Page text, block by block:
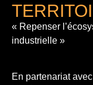
« Repenser
industrielle »
En partenariat